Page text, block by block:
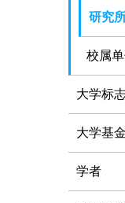
研究
校属
大学标
大学基金
学者